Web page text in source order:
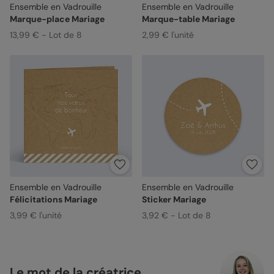
Ensemble en Vadrouille
Marque-place Mariage
13,99 € - Lot de 8
Ensemble en Vadrouille
Marque-table Mariage
2,99 € l'unité
Ensemble en Vadrouille
Félicitations Mariage
3,99 € l'unité
Ensemble en Vadrouille
Sticker Mariage
3,92 € - Lot de 8